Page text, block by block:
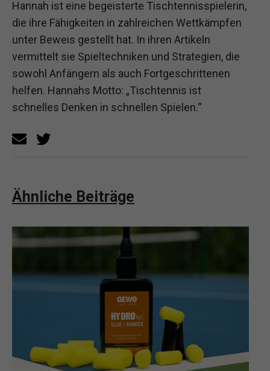
Hannah ist eine begeisterte Tischtennisspielerin,
die ihre Fähigkeiten in zahlreichen Wettkämpfen
unter Beweis gestellt hat. In ihren Artikeln
vermittelt sie Spieltechniken und Strategien, die
sowohl Anfängern als auch Fortgeschrittenen
helfen. Hannahs Motto: „Tischtennis ist
schnelles Denken in schnellen Spielen.“
Ähnliche Beiträge